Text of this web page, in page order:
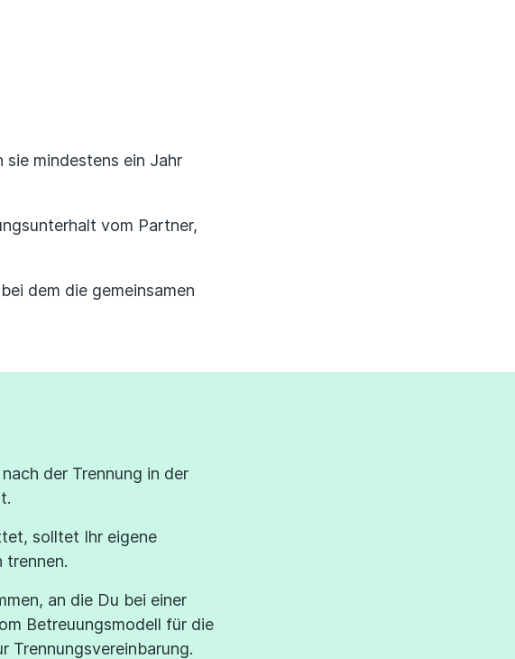
Finanzcoach
Über uns
sie mindestens ein Jahr
vom Partner,
dem die gemeinsamen
der Trennung in der
solltet Ihr eigene
trennen.
an die Du bei einer
Betreuungsmodell für die
Trennungsvereinbarung.